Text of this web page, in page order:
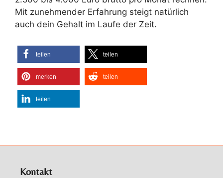
Mit zunehmender Erfahrung steigt natürlich
auch dein Gehalt im Laufe der Zeit.
teilen teilen
merken teilen
teilen
Kontakt